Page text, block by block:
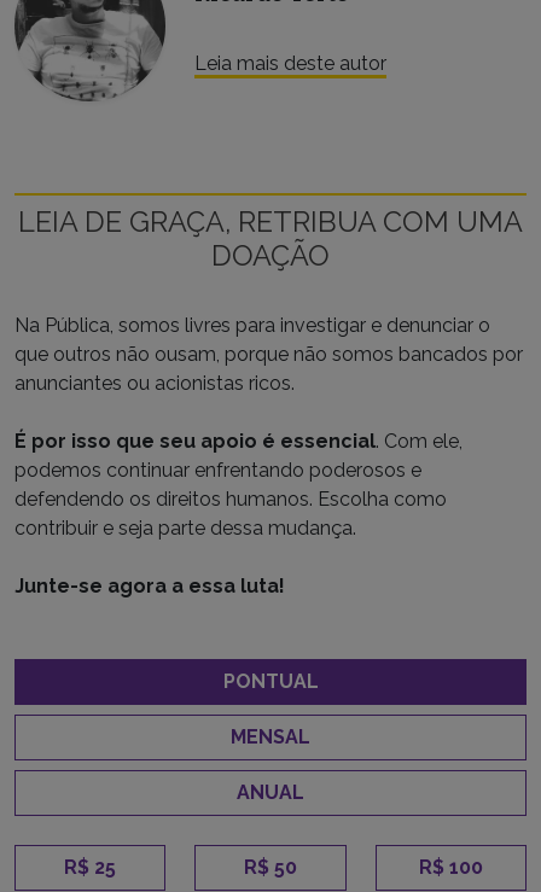
Leia mais deste autor
LEIA DE GRAÇA, RETRIBUA COM UMA
DOAÇÃO
Na Pública, somos livres para investigar e denunciar o
que outros não ousam, porque não somos bancados por
anunciantes ou acionistas ricos.
É por isso que seu apoio é essencial. Com ele,
podemos continuar enfrentando poderosos e
defendendo os direitos humanos. Escolha como
contribuir e seja parte dessa mudança.
Junte-se agora a essa luta!
PONTUAL
MENSAL
ANUAL
R$ 25 R$ 50 R$ 100